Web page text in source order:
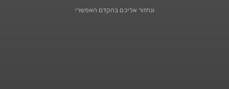
ונחזור אליכם בהקדם האפשרי